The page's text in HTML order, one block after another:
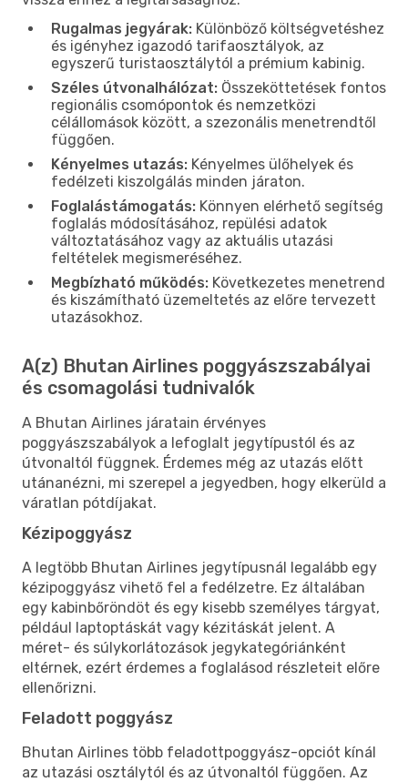
Rugalmas jegyárak: Különböző költségvetéshez
és igényhez igazodó tarifaosztályok, az
egyszerű turistaosztálytól a prémium kabinig.
Széles útvonalhálózat: Összeköttetések fontos
regionális csomópontok és nemzetközi
célállomások között, a szezonális menetrendtől
függően.
Kényelmes utazás: Kényelmes ülőhelyek és
fedélzeti kiszolgálás minden járaton.
Foglalástámogatás: Könnyen elérhető segítség
foglalás módosításához, repülési adatok
változtatásához vagy az aktuális utazási
feltételek megismeréséhez.
Megbízható működés: Következetes menetrend
és kiszámítható üzemeltetés az előre tervezett
utazásokhoz.
A(z) Bhutan Airlines poggyászszabályai
és csomagolási tudnivalók
A Bhutan Airlines járatain érvényes
poggyászszabályok a lefoglalt jegytípustól és az
útvonaltól függnek. Érdemes még az utazás előtt
utánanézni, mi szerepel a jegyedben, hogy elkerüld a
váratlan pótdíjakat.
Kézipoggyász
A legtöbb Bhutan Airlines jegytípusnál legalább egy
kézipoggyász vihető fel a fedélzetre. Ez általában
egy kabinbőröndöt és egy kisebb személyes tárgyat,
például laptoptáskát vagy kézitáskát jelent. A
méret- és súlykorlátozások jegykategóriánként
eltérnek, ezért érdemes a foglalásod részleteit előre
ellenőrizni.
Feladott poggyász
Bhutan Airlines több feladottpoggyász-opciót kínál
az utazási osztálytól és az útvonaltól függően. Az